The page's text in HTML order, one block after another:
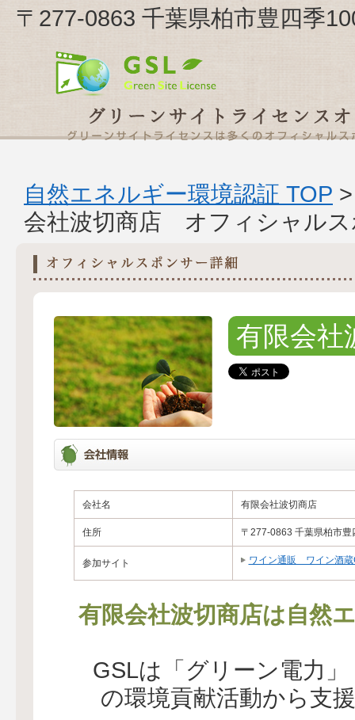
〒277-0863 千葉県柏市豊四季
自然エネルギー環境認証 TOP
会社波切商店 オフィシャルス
有限会社
会社名 有限会社波切商店
住所 〒277-0863 千葉県柏市豊
参加サイト ワイン通販 ワイン酒
有限会社波切商店は自然
GSLは「グリーン電力
の環境貢献活動から支